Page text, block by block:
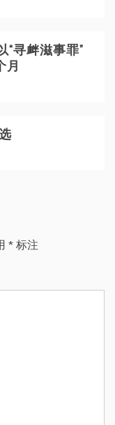
寻衅滋事罪”
月
* 标注